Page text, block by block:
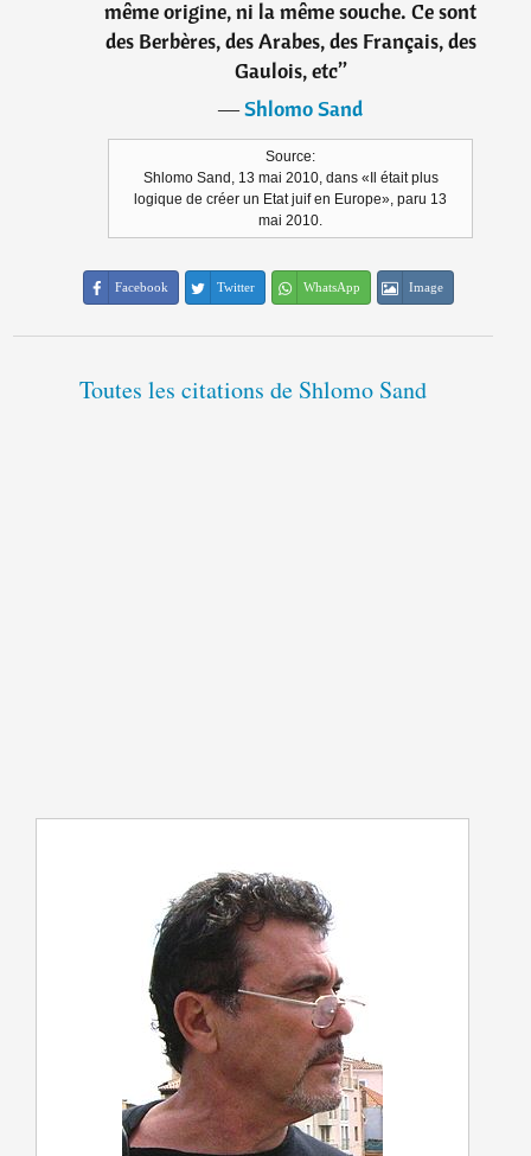
même origine, ni la même souche. Ce sont
des Berbères, des Arabes, des Français, des
Gaulois, etc”
―Shlomo Sand
Source:
Shlomo Sand, 13 mai 2010, dans «Il était plus
logique de créer un Etat juif en Europe», paru 13
mai 2010.
Facebook Twitter WhatsApp Image
Toutes les citations de Shlomo Sand